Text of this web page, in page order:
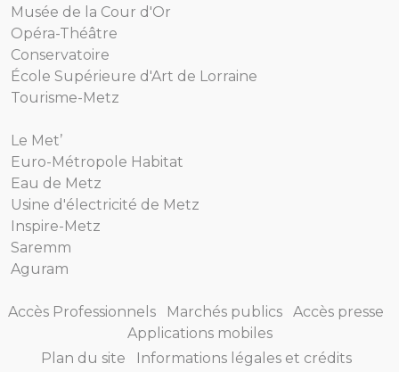
Musée de la Cour d'Or
Opéra-Théâtre
Conservatoire
École Supérieure d'Art de Lorraine
Tourisme-Metz
Le Met’
Euro-Métropole Habitat
Eau de Metz
Usine d'électricité de Metz
Inspire-Metz
Saremm
Aguram
Accès Professionnels Marchés publics
Accès presse
Applications mobiles
Plan du site
Informations légales et crédits